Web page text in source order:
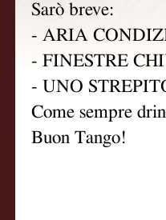
Sarò breve:
- ARIA
- FINESTRE
- UNO
Come sempre
Buon Tango!